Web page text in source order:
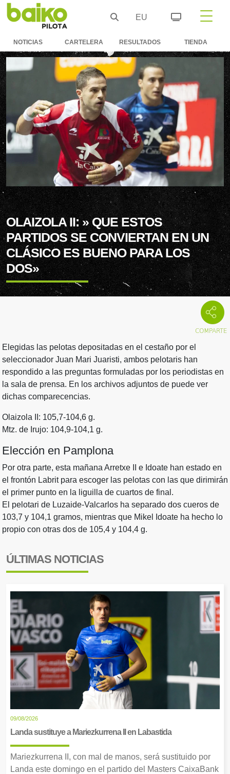
EU
NOTICIAS CARTELERA RESULTADOS TIENDA
OLAIZOLA II: » QUE ESTOS
PARTIDOS SE CONVIERTAN EN UN
CLÁSICO ES BUENO PARA LOS
DOS»
Elegidas las pelotas depositadas en el cestaño por el
seleccionador Juan Mari Juaristi, ambos pelotaris han
respondido a las preguntas formuladas por los periodistas en
la sala de prensa. En los archivos adjuntos de puede ver
dichas comparecencias.
Olaizola II: 105,7-104,6 g.
Mtz. de Irujo: 104,9-104,1 g.
Elección en Pamplona
Por otra parte, esta mañana Arretxe II e Idoate han estado en
el frontón Labrit para escoger las pelotas con las que dirimirán
el primer punto en la liguilla de cuartos de final.
El pelotari de Luzaide-Valcarlos ha separado dos cueros de
103,7 y 104,1 gramos, mientras que Mikel Idoate ha hecho lo
propio con otras dos de 105,4 y 104,4 g.
ÚLTIMAS NOTICIAS
09/08/2026
Landa sustituye a Mariezkurrena II en Labastida
Mariezkurrena II, con mal de manos, será sustituido por
Landa este domingo en el partido del Masters CaixaBank